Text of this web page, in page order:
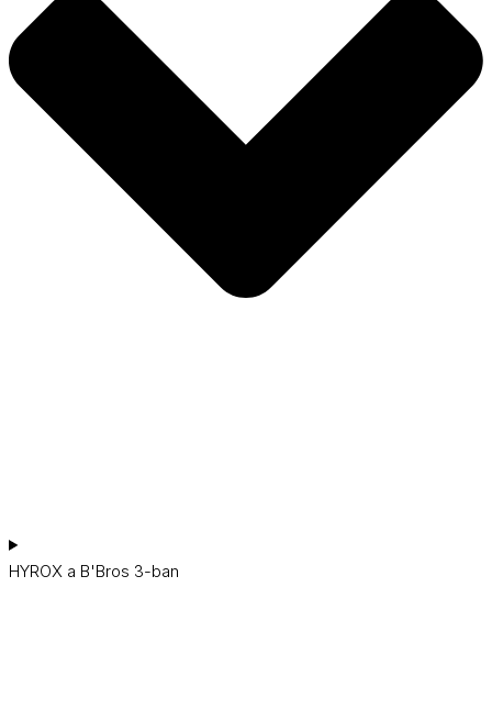
HYROX a B'Bros 3-ban